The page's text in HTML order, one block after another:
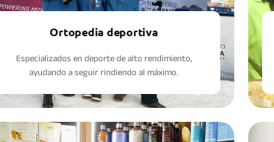
Ortopedia deportiva
Especializados en deporte de alto rendimiento,
ayudando a seguir rindiendo al máximo.